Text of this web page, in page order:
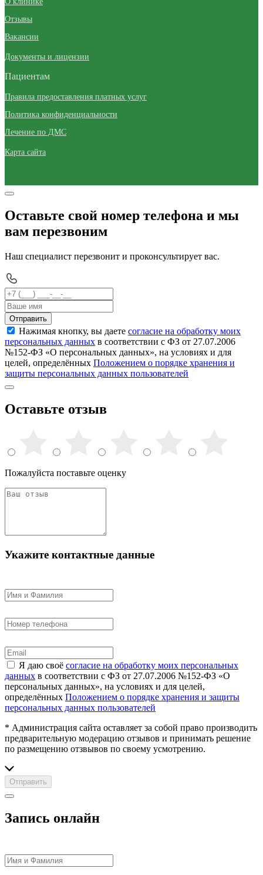
Отзывы
Вакансии
Документы и лицензии
Пациентам
Правила предоставления платных услуг
Политика конфиденциальности
Лечение по ДМС
Карта сайта
Оставьте свой номер телефона и мы
вам перезвоним
Наш специалист перезвонит и проконсультирует вас.
Отправить
Нажимая кнопку, вы даете согласие на обработку моих
персональных данных в соответствии с ФЗ от 27.07.2006
№152-ФЗ «О персональных данных», на условиях и для
целей, определённых Положением о порядке хранения и
защиты персональных данных пользователей
Оставьте отзыв
Пожалуйста поставьте оценку
Укажите контактные данные
Я даю своё согласие на обработку моих персональных
данных в соответствии с ФЗ от 27.07.2006 №152-ФЗ «О
персональных данных», на условиях и для целей,
определённых Положением о порядке хранения и защиты
персональных данных пользователей
* Администрация сайта оставляет за собой право производить
предварительную модерацию отзывов и принимать решение
по размещению отзвывов по своему усмотрению.
Отправить
Запись онлайн